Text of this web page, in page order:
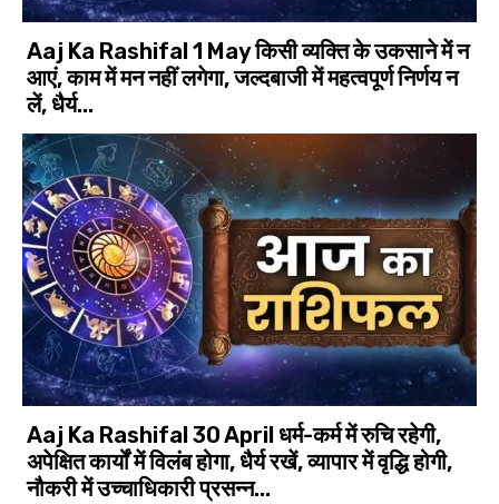
Aaj Ka Rashifal 1 May किसी व्यक्ति के उकसाने में न
आएं, काम में मन नहीं लगेगा, जल्दबाजी में महत्वपूर्ण निर्णय न
लें, धैर्य...
Aaj Ka Rashifal 30 April धर्म-कर्म में रुचि रहेगी,
अपेक्षित कार्यों में विलंब होगा, धैर्य रखें, व्यापार में वृद्धि होगी,
नौकरी में उच्चाधिकारी प्रसन्न...